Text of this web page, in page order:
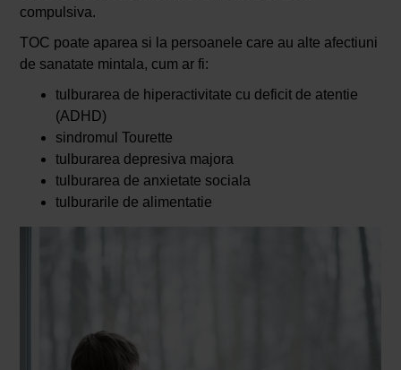
compulsiva.
TOC poate aparea si la persoanele care au alte afectiuni
de sanatate mintala, cum ar fi:
tulburarea de hiperactivitate cu deficit de atentie
(ADHD)
sindromul Tourette
tulburarea depresiva majora
tulburarea de anxietate sociala
tulburarile de alimentatie